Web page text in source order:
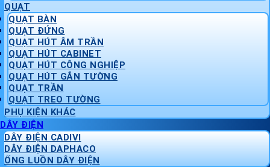
QUẠT
QUẠT BÀN
QUẠT ĐỨNG
QUẠT HÚT ÂM TRẦN
QUẠT HÚT CABINET
QUẠT HÚT CÔNG NGHIỆP
QUẠT HÚT GẮN TƯỜNG
QUẠT TRẦN
QUẠT TREO TƯỜNG
PHỤ KIỆN KHÁC
DÂY ĐIỆN
DÂY ĐIỆN CADIVI
DÂY ĐIỆN DAPHACO
ỐNG LUỒN DÂY ĐIỆN